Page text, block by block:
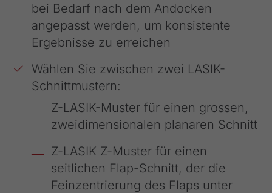
bei Bedarf nach dem Andocken
angepasst werden, um konsistente
Ergebnisse zu erreichen
Wählen Sie zwischen zwei LASIK-
Schnittmustern:
Z-LASIK-Muster für einen grossen,
zweidimensionalen planaren Schnitt
Z-LASIK Z-Muster für einen
seitlichen Flap-Schnitt, der die
Feinzentrierung des Flaps unter